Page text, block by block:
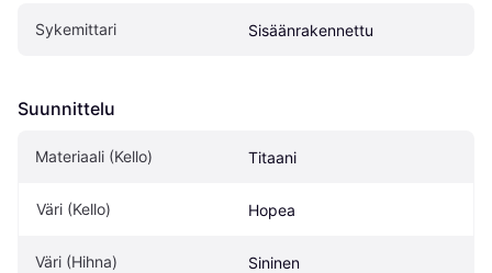
Sykemittari Sisäänrakennettu
Suunnittelu
Materiaali (Kello) Titaani
Väri (Kello) Hopea
Väri (Hihna) Sininen